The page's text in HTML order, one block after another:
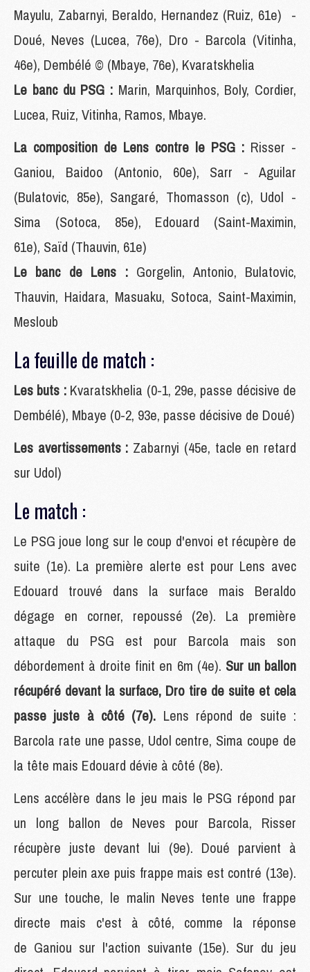
Mayulu, Zabarnyi, Beraldo, Hernandez (Ruiz, 61e) -
Doué, Neves (Lucea, 76e), Dro - Barcola (Vitinha,
46e), Dembélé © (Mbaye, 76e), Kvaratskhelia
Le banc du PSG : Marin, Marquinhos, Boly, Cordier,
Lucea, Ruiz, Vitinha, Ramos, Mbaye.
La composition de Lens contre le PSG : Risser -
Ganiou, Baidoo (Antonio, 60e), Sarr - Aguilar
(Bulatovic, 85e), Sangaré, Thomasson (c), Udol -
Sima (Sotoca, 85e), Edouard (Saint-Maximin,
61e), Saïd (Thauvin, 61e)
Le banc de Lens : Gorgelin, Antonio, Bulatovic,
Thauvin, Haidara, Masuaku, Sotoca, Saint-Maximin,
Mesloub
La feuille de match :
Les buts :Kvaratskhelia (0-1, 29e, passe décisive de
Dembélé), Mbaye (0-2, 93e, passe décisive de Doué)
Les avertissements : Zabarnyi (45e, tacle en retard
sur Udol)
Le match :
Le PSG joue long sur le coup d'envoi et récupère de
suite (1e). La première alerte est pour Lens avec
Edouard trouvé dans la surface mais Beraldo
dégage en corner, repoussé (2e). La première
attaque du PSG est pour Barcola mais son
débordement à droite finit en 6m (4e). Sur un ballon
récupéré devant la surface, Dro tire de suite et cela
passe juste à côté (7e). Lens répond de suite :
Barcola rate une passe, Udol centre, Sima coupe de
la tête mais Edouard dévie à côté (8e).
Lens accélère dans le jeu mais le PSG répond par
un long ballon de Neves pour Barcola, Risser
récupère juste devant lui (9e). Doué parvient à
percuter plein axe puis frappe mais est contré (13e).
Sur une touche, le malin Neves tente une frappe
directe mais c'est à côté, comme la réponse
de Ganiou sur l'action suivante (15e). Sur du jeu